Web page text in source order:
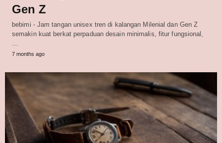
Gen Z
bebimi - Jam tangan unisex tren di kalangan Milenial dan Gen Z
semakin kuat berkat perpaduan desain minimalis, fitur fungsional,
7 months ago